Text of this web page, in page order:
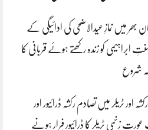
بھر میں نمازِ عیدالاضحی کی ادائیگی کے
ابراہیمی کو زندہ رکھتے ہوئے قربانی کا
شروع
اور ٹریلر میں تصادم رکشہ ڈرائیور اور
زخمی ٹریلر کا ڈرائیور فرار ہونے